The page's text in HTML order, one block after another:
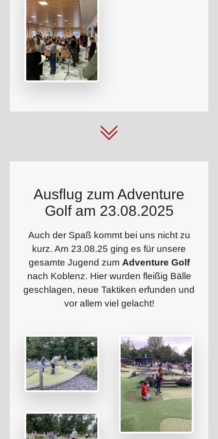
Ausflug zum Adventure
Golf am 23.08.2025
Auch der Spaß kommt bei uns nicht zu
kurz. Am 23.08.25 ging es für unsere
gesamte Jugend zum Adventure Golf
nach Koblenz. Hier wurden fleißig Bälle
geschlagen, neue Taktiken erfunden und
vor allem viel gelacht!